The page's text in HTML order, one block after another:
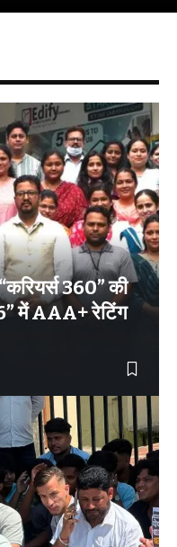
360” की
में AAA+ रेटिंग